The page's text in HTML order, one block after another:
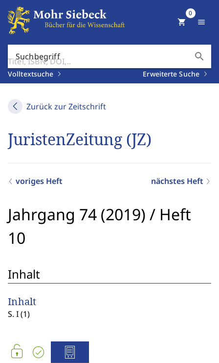
Suchbegriff search
Volltextsuche Erweiterte Suche
shopping_cart
0
menu
Zurück zur Zeitschrift
JuristenZeitung (JZ)
voriges Heft nächstes Heft
Jahrgang 74 (2019) / Heft
10
Inhalt
Inhalt
S. I (1)